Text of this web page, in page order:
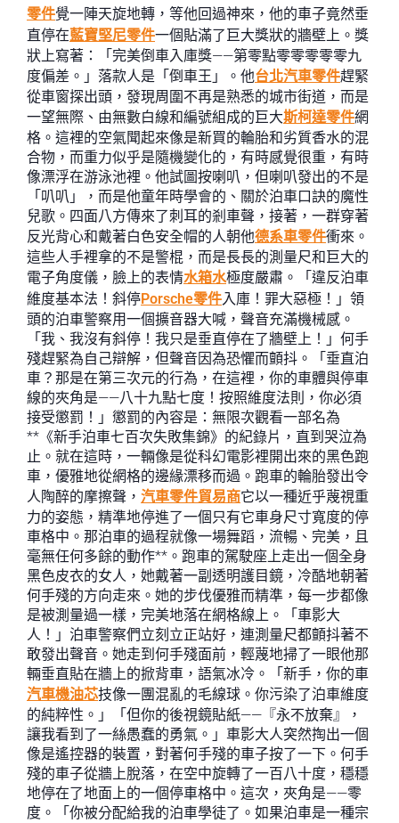
零件覺一陣天旋地轉，等他回過神來，他的車子竟然垂
直停在藍寶堅尼零件一個貼滿了巨大獎狀的牆壁上。獎
狀上寫著：「完美倒車入庫獎——第零點零零零零零九
度偏差。」落款人是「倒車王」。他台北汽車零件趕緊
從車窗探出頭，發現周圍不再是熟悉的城市街道，而是
一望無際、由無數白線和編號組成的巨大斯柯達零件網
格。這裡的空氣聞起來像是新買的輪胎和劣質香水的混
合物，而重力似乎是隨機變化的，有時感覺很重，有時
像漂浮在游泳池裡。他試圖按喇叭，但喇叭發出的不是
「叭叭」，而是他童年時學會的、關於泊車口訣的魔性
兒歌。四面八方傳來了刺耳的剎車聲，接著，一群穿著
反光背心和戴著白色安全帽的人朝他德系車零件衝來。
這些人手裡拿的不是警棍，而是長長的測量尺和巨大的
電子角度儀，臉上的表情水箱水極度嚴肅。「違反泊車
維度基本法！斜停Porsche零件入庫！罪大惡極！」領
頭的泊車警察用一個擴音器大喊，聲音充滿機械感。
「我、我沒有斜停！我只是垂直停在了牆壁上！」何手
殘趕緊為自己辯解，但聲音因為恐懼而顫抖。「垂直泊
車？那是在第三次元的行為，在這裡，你的車體與停車
線的夾角是——八十九點七度！按照維度法則，你必須
接受懲罰！」懲罰的內容是：無限次觀看一部名為
**《新手泊車七百次失敗集錦》的紀錄片，直到哭泣為
止。就在這時，一輛像是從科幻電影裡開出來的黑色跑
車，優雅地從網格的邊緣漂移而過。跑車的輪胎發出令
人陶醉的摩擦聲， 汽車零件貿易商它以一種近乎蔑視重
力的姿態，精準地停進了一個只有它車身尺寸寬度的停
車格中。那泊車的過程就像一場舞蹈，流暢、完美，且
毫無任何多餘的動作**。跑車的駕駛座上走出一個全身
黑色皮衣的女人，她戴著一副透明護目鏡，冷酷地朝著
何手殘的方向走來。她的步伐優雅而精準，每一步都像
是被測量過一樣，完美地落在網格線上。「車影大
人！」泊車警察們立刻立正站好，連測量尺都顫抖著不
敢發出聲音。她走到何手殘面前，輕蔑地掃了一眼他那
輛垂直貼在牆上的掀背車，語氣冰冷。「新手，你的車
汽車機油芯技像一團混亂的毛線球。你污染了泊車維度
的純粹性。」「但你的後視鏡貼紙——『永不放棄』，
讓我看到了一絲愚蠢的勇氣。」車影大人突然掏出一個
像是遙控器的裝置，對著何手殘的車子按了一下。何手
殘的車子從牆上脫落，在空中旋轉了一百八十度，穩穩
地停在了地面上的一個停車格中。這次，夾角是——零
度。「你被分配給我的泊車學徒了。如果泊車是一種宗